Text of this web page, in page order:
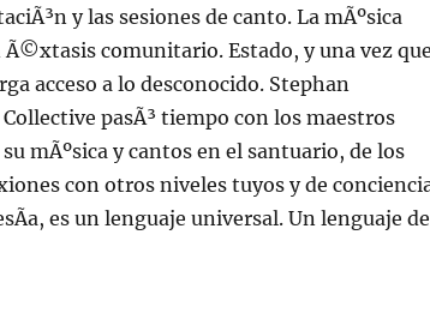
y las sesiones de canto. La mÃºsica
comunitario. Estado, y una vez
acceso a lo desconocido. Stephan
pasÃ³ tiempo con los maestros
mÃºsica y cantos en el santuario, de los
con otros niveles tuyos y de
es un lenguaje universal. Un lenguaje